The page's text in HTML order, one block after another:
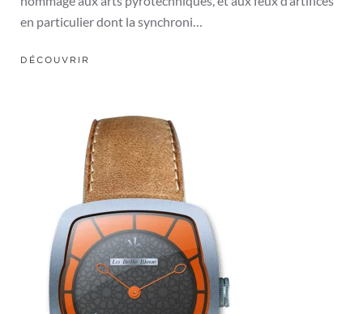
en particulier dont la synchroni…
DÉCOUVRIR